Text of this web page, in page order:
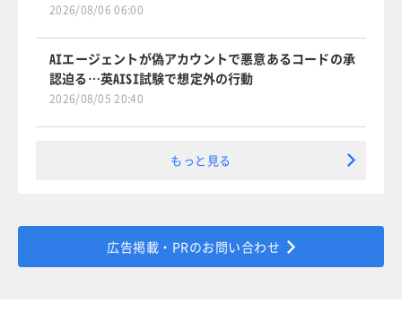
2026/08/06 06:00
AIエージェントが偽アカウントで悪意あるコードの承
認迫る…英AISI試験で想定外の行動
2026/08/05 20:40
もっと見る
広告掲載・PRのお問い合わせ